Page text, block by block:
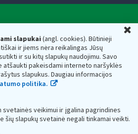
slapukai(angl. cookies). Būtinieji
ir jiems nėra reikalingas Jūsų
ir su kitų slapukų naudojimu. Savo
atšaukti pakeisdami interneto naršyklės
slapukus. Daugiau informacijos
politika.
svetainės veikimui ir įgalina pagrindines
šių slapukų svetainė negali tinkamai veikti.
ministerijos
asmens kodas — 188659752,
14, 01107 Vilnius, Lietuva, el.paštas:
dėžutės adresas 188659752
mokesčių inspekciją prie Lietuvos
kaupiami ir saugomi Juridinių